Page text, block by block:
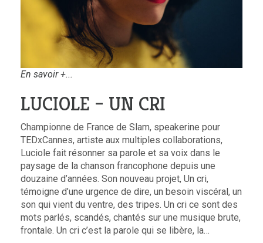
En savoir +...
LUCIOLE – UN CRI
Championne de France de Slam, speakerine pour
TEDxCannes, artiste aux multiples collaborations,
Luciole fait résonner sa parole et sa voix dans le
paysage de la chanson francophone depuis une
douzaine d’années. Son nouveau projet, Un cri,
témoigne d’une urgence de dire, un besoin viscéral, un
son qui vient du ventre, des tripes. Un cri ce sont des
mots parlés, scandés, chantés sur une musique brute,
frontale. Un cri c’est la parole qui se libère, la…